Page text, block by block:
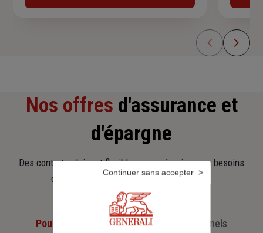
Nos offres d'assurance et
d'épargne
Des contrats clairs et flexibles pour sécuriser vos besoins
d’aujourd’hui et anticiper ceux de demain.
Pour les particuliersPour les professionnels
Continuer sans accepter